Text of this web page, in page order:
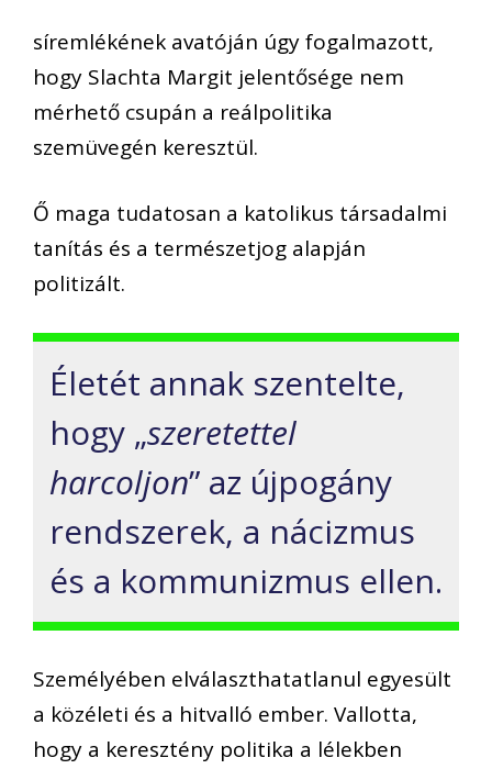
síremlékének avatóján úgy fogalmazott,
hogy Slachta Margit jelentősége nem
mérhető csupán a reálpolitika
szemüvegén keresztül.
Ő maga tudatosan a katolikus társadalmi
tanítás és a természetjog alapján
politizált.
Életét annak szentelte,
hogy „szeretettel
harcoljon” az újpogány
rendszerek, a nácizmus
és a kommunizmus ellen.
Személyében elválaszthatatlanul egyesült
a közéleti és a hitvalló ember. Vallotta,
hogy a keresztény politika a lélekben